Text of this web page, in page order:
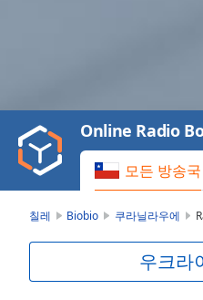
Video
Play
Backward
Skip
Mute
Current
모든 방송국
Online Radio
칠레 Biobio 쿠라닐라우에
우크라